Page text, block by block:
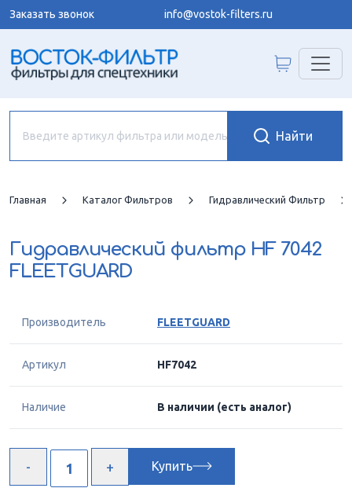
Заказать звонок info@vostok-filters.ru
Главная Каталог Фильтров Гидравлический Фильтр
Гидравлический фильтр HF 7042
FLEETGUARD
Производитель FLEETGUARD
Артикул HF7042
Наличие В наличии (есть аналог)
Купить